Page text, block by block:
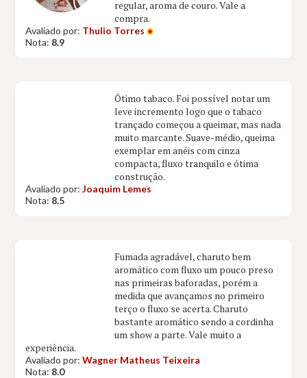
regular, aroma de couro. Vale a
compra.
Avaliado por: Thulio Torres
Nota: 8.9
Ótimo tabaco. Foi possível notar um
leve incremento logo que o tabaco
trançado começou a queimar, mas nada
muito marcante. Suave-médio, queima
exemplar em anéis com cinza
compacta, fluxo tranquilo e ótima
construção.
Avaliado por:Joaquim Lemes
Nota: 8.5
Fumada agradável, charuto bem
aromático com fluxo um pouco preso
nas primeiras baforadas, porém a
medida que avançamos no primeiro
terço o fluxo se acerta. Charuto
bastante aromático sendo a cordinha
um show a parte. Vale muito a
experiência.
Avaliado por:Wagner Matheus Teixeira
Nota: 8.0